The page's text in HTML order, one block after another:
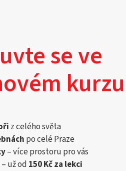
se ve
kurzu
z celého světa
po celé Praze
– více prostoru pro vás
už od 150 Kč za lekci